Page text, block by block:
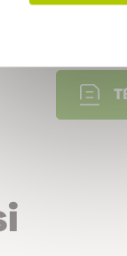
Nos